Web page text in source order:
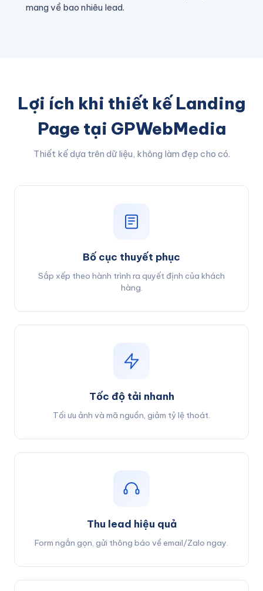
mang về bao nhiêu lead.
Lợi ích khi thiết kế Landing
Page tại GPWebMedia
Thiết kế dựa trên dữ liệu, không làm đẹp cho có.
Bố cục thuyết phục
Sắp xếp theo hành trình ra quyết định của khách
hàng.
Tốc độ tải nhanh
Tối ưu ảnh và mã nguồn, giảm tỷ lệ thoát.
Thu lead hiệu quả
Form ngắn gọn, gửi thông báo về email/Zalo ngay.